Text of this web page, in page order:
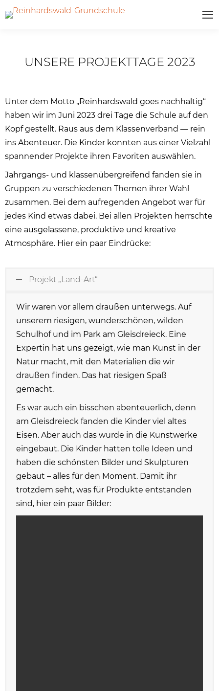
UNSERE PROJEKTTAGE 2023
Unter dem Motto „Reinhardswald goes nachhaltig“
haben wir im Juni 2023 drei Tage die Schule auf den
Kopf gestellt. Raus aus dem Klassenverband — rein
ins Abenteuer. Die Kinder konnten aus einer Vielzahl
spannender Projekte ihren Favoriten auswählen.
Jahrgangs- und klassenübergreifend fanden sie in
Gruppen zu verschiedenen Themen ihrer Wahl
zusammen. Bei dem aufregenden Angebot war für
jedes Kind etwas dabei. Bei allen Projekten herrschte
eine ausgelassene, produktive und kreative
Atmosphäre. Hier ein paar Eindrücke:
Projekt „Land-Art“
Wir waren vor allem draußen unterwegs. Auf
unserem riesigen, wunderschönen, wilden
Schulhof und im Park am Gleisdreieck. Eine
Expertin hat uns gezeigt, wie man Kunst in der
Natur macht, mit den Materialien die wir
draußen finden. Das hat riesigen Spaß
gemacht.
Es war auch ein bisschen abenteuerlich, denn
am Gleisdreieck fanden die Kinder viel altes
Eisen. Aber auch das wurde in die Kunstwerke
eingebaut. Die Kinder hatten tolle Ideen und
haben die schönsten Bilder und Skulpturen
gebaut – alles für den Moment. Damit ihr
trotzdem seht, was für Produkte entstanden
sind, hier ein paar Bilder: